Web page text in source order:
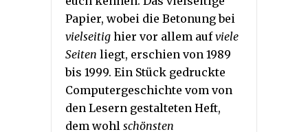
Papier, wobei die Betonung bei
vielseitig hier vor allem aufviele
Seiten liegt, erschien von 1989
bis 1999. Ein Stück gedruckte
Computergeschichte vom von
den Lesern gestalteten Heft,
dem wohl schönsten